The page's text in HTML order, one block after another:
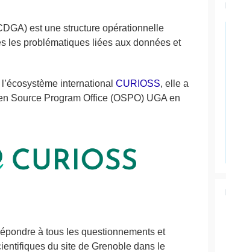
est une structure opérationnelle
les problématiques liées aux données et
internationalCURIOSS, elle a
Source Program Office (OSPO) UGA en
à tous les questionnements et
du site de Grenoble dans le